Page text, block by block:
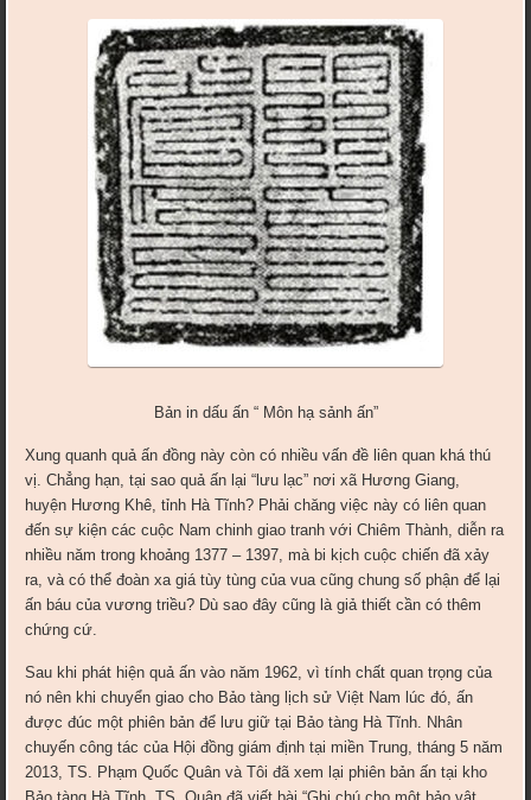
Bản in dấu ấn “ Môn hạ sảnh ấn”
Xung quanh quả ấn đồng này còn có nhiều vấn đề liên quan khá thú
vị. Chẳng hạn, tại sao quả ấn lại “lưu lạc” nơi xã Hương Giang,
huyện Hương Khê, tỉnh Hà Tĩnh? Phải chăng việc này có liên quan
đến sự kiện các cuộc Nam chinh giao tranh với Chiêm Thành, diễn ra
nhiều năm trong khoảng 1377 – 1397, mà bi kịch cuộc chiến đã xảy
ra, và có thể đoàn xa giá tùy tùng của vua cũng chung số phận để lại
ấn báu của vương triều? Dù sao đây cũng là giả thiết cần có thêm
chứng cứ.
Sau khi phát hiện quả ấn vào năm 1962, vì tính chất quan trọng của
nó nên khi chuyển giao cho Bảo tàng lịch sử Việt Nam lúc đó, ấn
được đúc một phiên bản để lưu giữ tại Bảo tàng Hà Tĩnh. Nhân
chuyến công tác của Hội đồng giám định tại miền Trung, tháng 5 năm
2013, TS. Phạm Quốc Quân và Tôi đã xem lại phiên bản ấn tại kho